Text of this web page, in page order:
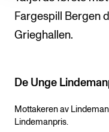
Fargespill Bergen
Grieghallen.
De Unge
Mottakeren av
Lindemanpris.